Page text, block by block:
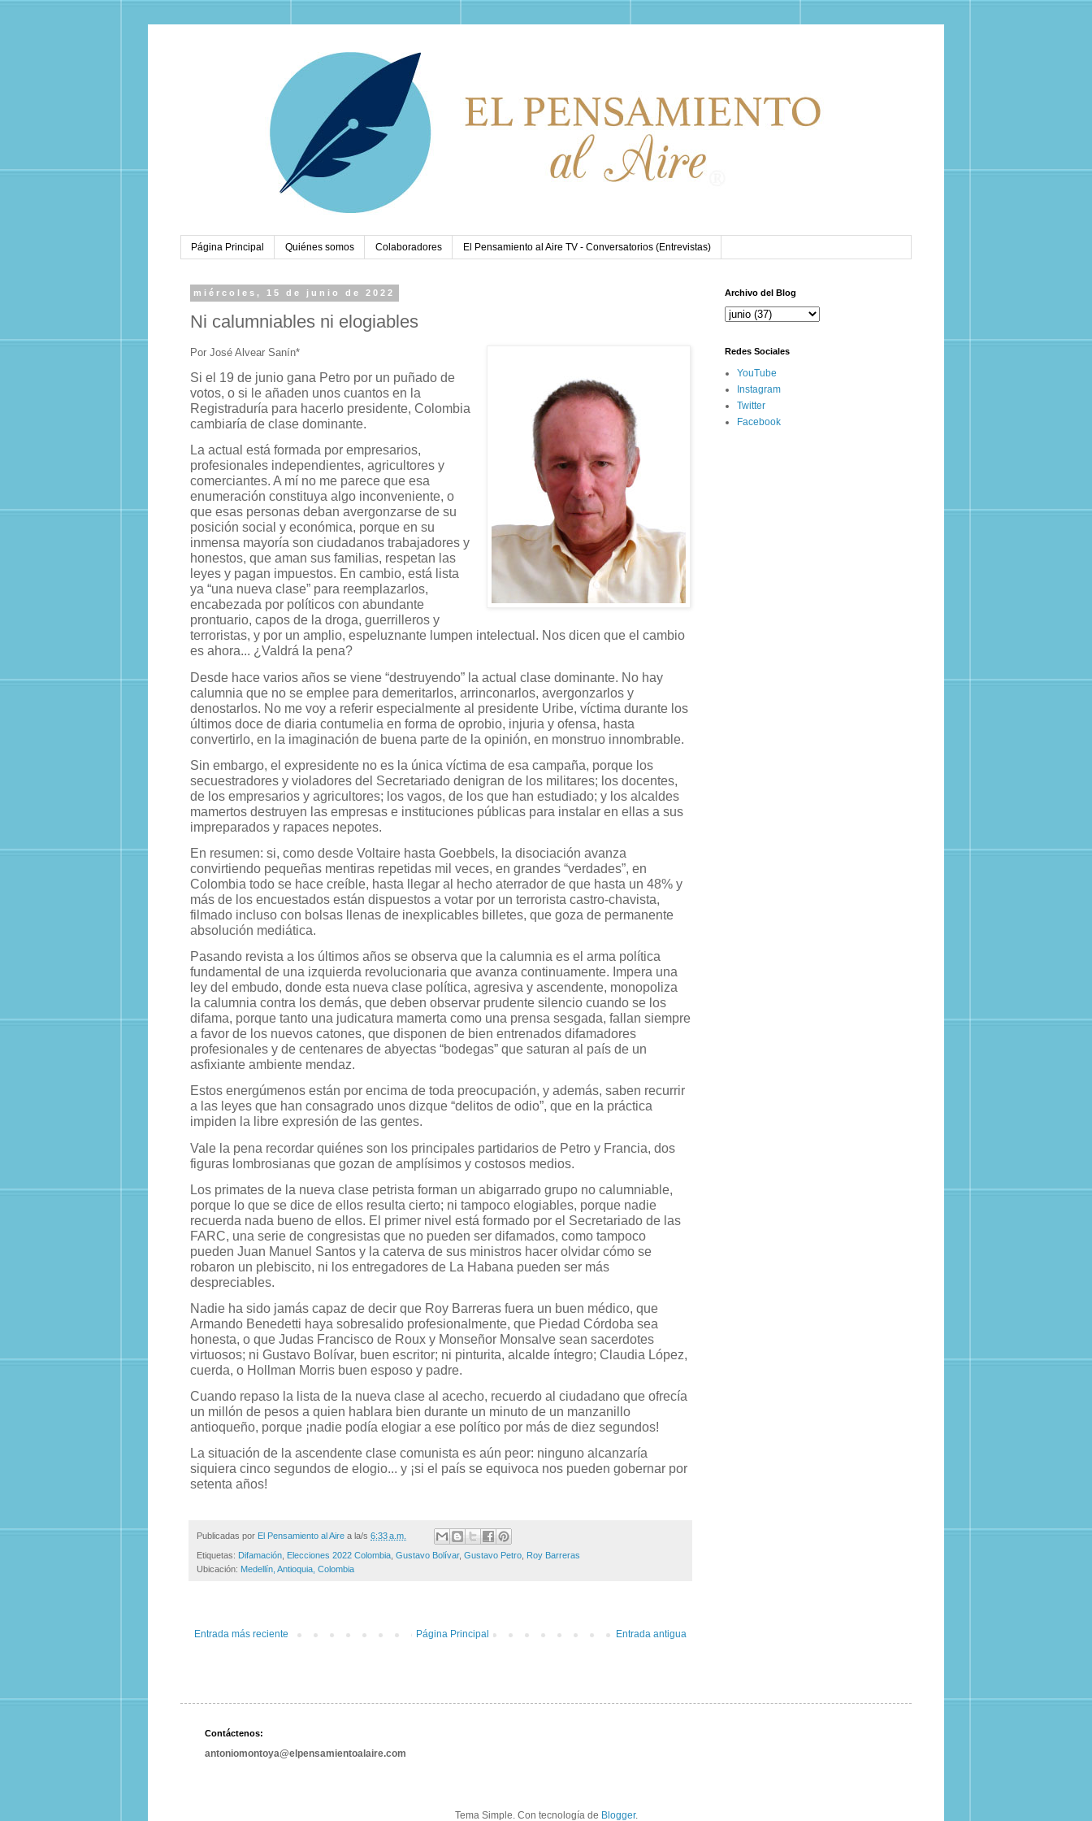
Página Principal Quiénes somos Colaboradores El Pensamiento al Aire TV - Conversatorios (Entrevistas)
miércoles, 15 de junio de 2022
Ni calumniables ni elogiables
Por José Alvear Sanín*
Si el 19 de junio gana Petro por un puñado de
votos, o si le añaden unos cuantos en la
Registraduría para hacerlo presidente, Colombia
cambiaría de clase dominante.
La actual está formada por empresarios,
profesionales independientes, agricultores y
comerciantes. A mí no me parece que esa
enumeración constituya algo inconveniente, o
que esas personas deban avergonzarse de su
posición social y económica, porque en su
inmensa mayoría son ciudadanos trabajadores y
honestos, que aman sus familias, respetan las
leyes y pagan impuestos. En cambio, está lista
ya “una nueva clase” para reemplazarlos,
encabezada por políticos con abundante
prontuario, capos de la droga, guerrilleros y
terroristas, y por un amplio, espeluznante lumpen intelectual. Nos dicen que el cambio
es ahora... ¿Valdrá la pena?
Desde hace varios años se viene “destruyendo” la actual clase dominante. No hay
calumnia que no se emplee para demeritarlos, arrinconarlos, avergonzarlos y
denostarlos. No me voy a referir especialmente al presidente Uribe, víctima durante los
últimos doce de diaria contumelia en forma de oprobio, injuria y ofensa, hasta
convertirlo, en la imaginación de buena parte de la opinión, en monstruo innombrable.
Sin embargo, el expresidente no es la única víctima de esa campaña, porque los
secuestradores y violadores del Secretariado denigran de los militares; los docentes,
de los empresarios y agricultores; los vagos, de los que han estudiado; y los alcaldes
mamertos destruyen las empresas e instituciones públicas para instalar en ellas a sus
impreparados y rapaces nepotes.
En resumen: si, como desde Voltaire hasta Goebbels, la disociación avanza
convirtiendo pequeñas mentiras repetidas mil veces, en grandes “verdades”, en
Colombia todo se hace creíble, hasta llegar al hecho aterrador de que hasta un 48% y
más de los encuestados están dispuestos a votar por un terrorista castro-chavista,
filmado incluso con bolsas llenas de inexplicables billetes, que goza de permanente
absolución mediática.
Pasando revista a los últimos años se observa que la calumnia es el arma política
fundamental de una izquierda revolucionaria que avanza continuamente. Impera una
ley del embudo, donde esta nueva clase política, agresiva y ascendente, monopoliza
la calumnia contra los demás, que deben observar prudente silencio cuando se los
difama, porque tanto una judicatura mamerta como una prensa sesgada, fallan siempre
a favor de los nuevos catones, que disponen de bien entrenados difamadores
profesionales y de centenares de abyectas “bodegas” que saturan al país de un
asfixiante ambiente mendaz.
Estos energúmenos están por encima de toda preocupación, y además, saben recurrir
a las leyes que han consagrado unos dizque “delitos de odio”, que en la práctica
impiden la libre expresión de las gentes.
Vale la pena recordar quiénes son los principales partidarios de Petro y Francia, dos
figuras lombrosianas que gozan de amplísimos y costosos medios.
Los primates de la nueva clase petrista forman un abigarrado grupo no calumniable,
porque lo que se dice de ellos resulta cierto; ni tampoco elogiables, porque nadie
recuerda nada bueno de ellos. El primer nivel está formado por el Secretariado de las
FARC, una serie de congresistas que no pueden ser difamados, como tampoco
pueden Juan Manuel Santos y la caterva de sus ministros hacer olvidar cómo se
robaron un plebiscito, ni los entregadores de La Habana pueden ser más
despreciables.
Nadie ha sido jamás capaz de decir que Roy Barreras fuera un buen médico, que
Armando Benedetti haya sobresalido profesionalmente, que Piedad Córdoba sea
honesta, o que Judas Francisco de Roux y Monseñor Monsalve sean sacerdotes
virtuosos; ni Gustavo Bolívar, buen escritor; ni pinturita, alcalde íntegro; Claudia López,
cuerda, o Hollman Morris buen esposo y padre.
Cuando repaso la lista de la nueva clase al acecho, recuerdo al ciudadano que ofrecía
un millón de pesos a quien hablara bien durante un minuto de un manzanillo
antioqueño, porque ¡nadie podía elogiar a ese político por más de diez segundos!
La situación de la ascendente clase comunista es aún peor: ninguno alcanzaría
siquiera cinco segundos de elogio... y ¡si el país se equivoca nos pueden gobernar por
setenta años!
Publicadas por El Pensamiento al Aire a la/s 6:33 a.m.
Etiquetas: Difamación Elecciones 2022 Colombia Gustavo Bolívar, Gustavo Petro Roy Barreras
Ubicación: Medellín, Antioquia, Colombia
Entrada más reciente Entrada antigua
Página Principal
Archivo del Blog
Redes Sociales
YouTube
Instagram
Twitter
Facebook
Contáctenos:
antoniomontoya@elpensamientoalaire.com
Tema Simple. Con tecnología de Blogger.